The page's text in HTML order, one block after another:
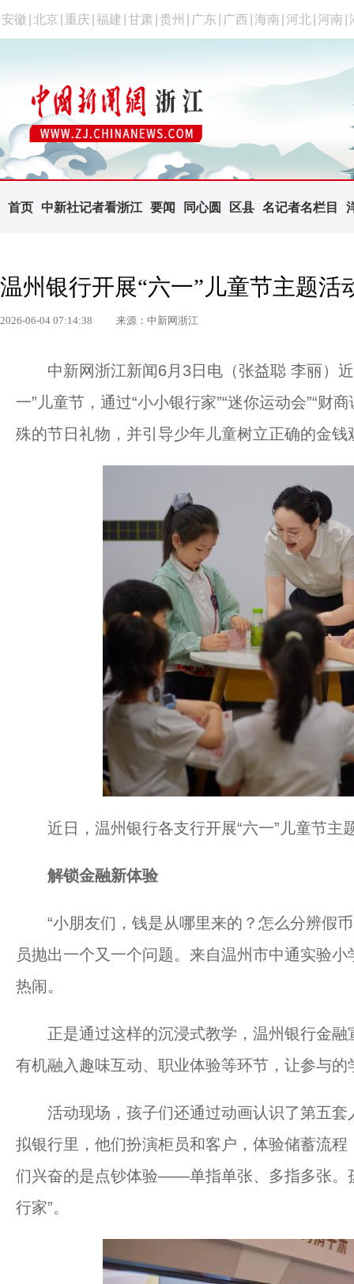
安徽 北京 重庆 福建 甘肃 贵州 广东 广西 海南 河北 河南
首页 中新社记者看浙江 要闻 同心圆 区县 名记者名栏目
温州银行开展“六一”儿童节主题活
2026-06-04 07:14:38 来源：中新网浙江
中新网浙江新闻6月3日电（张益聪 李丽）近
一”儿童节，通过“小小银行家”“迷你运动会”“财
殊的节日礼物，并引导少年儿童树立正确的金钱
近日，温州银行各支行开展“六一”儿童节主
解锁金融新体验
“小朋友们，钱是从哪里来的？怎么分辨假币
员抛出一个又一个问题。来自温州市中通实验
热闹。
正是通过这样的沉浸式教学，温州银行金融
有机融入趣味互动、职业体验等环节，让参与
活动现场，孩子们还通过动画认识了第五套
拟银行里，他们扮演柜员和客户，体验储蓄流程
们兴奋的是点钞体验——单指单张、多指多张。
行家”。